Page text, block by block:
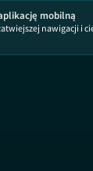
mobilną
nawigacji i